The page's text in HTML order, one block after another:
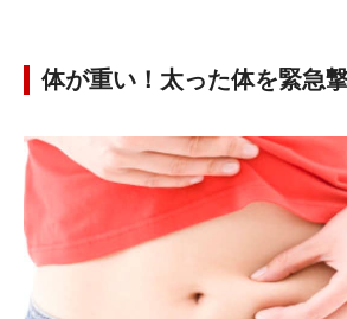
体が重い！太った体を緊急